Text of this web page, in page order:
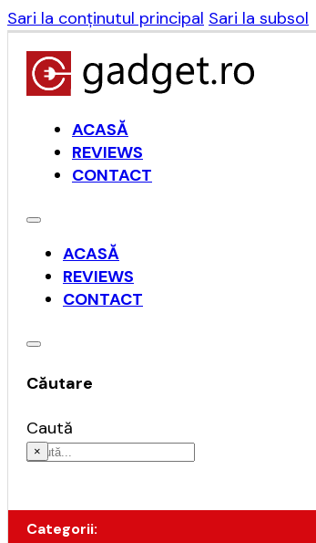
Sari la conținutul principal Sari la subsol
ACASĂ
REVIEWS
CONTACT
ACASĂ
REVIEWS
CONTACT
Căutare
Caută
×
Categorii: